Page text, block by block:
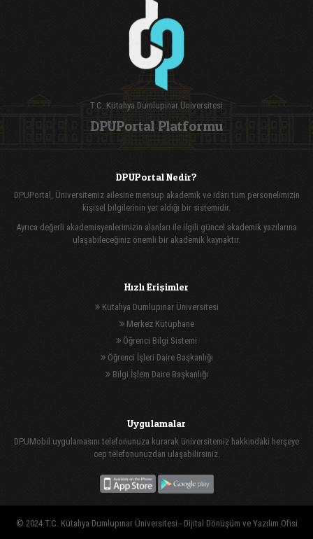
T.C. Kütahya Dumlupınar Üniversitesi
DPUPortal Platformu
DPUPortal Nedir?
DPUPortal, Üniversitemiz ailesine mensup akademik ve idari tüm personelimizin
kişisel bilgilerinin yer aldığı bir sistemidir.
Ayrıca değerli akademisyenlerimizin alanları ile ilgili güncel akademik yazılarına
ulaşabileceğiniz önemli bir akademik kaynaktır.
Hızlı Erişimler
Kütahya Dumlupınar Üniversitesi
Merkez Kütüphane
Öğrenci Bilgi Sistemi
Öğrenci İşleri Daire Başkanlığı
Bilgi İşlem Daire Başkanlığı
Uygulamalar
DPUMobil uygulamasını telefonunuza kurarak üniversitemiz hakkındaki herşeye
cep telefonunuzdan ulaşabilirsiniz.
© 2024 T.C. Kütahya Dumlupınar Üniversitesi - Dijital Dönüşüm ve Yazılım Ofisi